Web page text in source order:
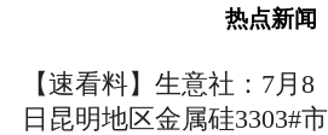
热点新闻
【速看料】生意社：7月8
日昆明地区金属硅3303#市